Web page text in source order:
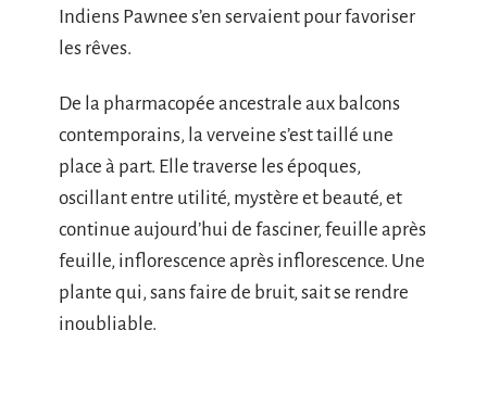
Indiens Pawnee s’en servaient pour favoriser
les rêves.
De la pharmacopée ancestrale aux balcons
contemporains, la verveine s’est taillé une
place à part. Elle traverse les époques,
oscillant entre utilité, mystère et beauté, et
continue aujourd’hui de fasciner, feuille après
feuille, inflorescence après inflorescence. Une
plante qui, sans faire de bruit, sait se rendre
inoubliable.